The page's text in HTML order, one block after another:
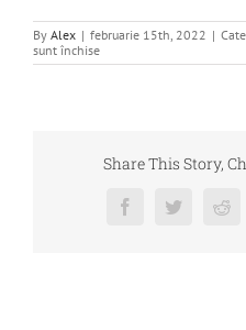
By Alex | februarie 15th, 2022 |
sunt închisepentru
DE
PREGO
RISTORANTE
Share This Story,
FacebookTwitter